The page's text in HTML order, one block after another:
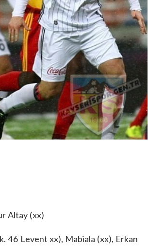
Altay (xx)
46 Levent xx), Mabiala (xx), Erkan